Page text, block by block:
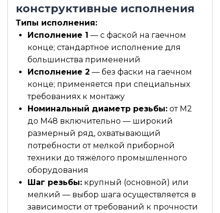
конструктивные исполнения
Типы исполнения:
Исполнение 1 — с фаской на гаечном
конце; стандартное исполнение для
большинства применений
Исполнение 2 — без фаски на гаечном
конце; применяется при специальных
требованиях к монтажу
Номинальный диаметр резьбы: от М2
до М48 включительно — широкий
размерный ряд, охватывающий
потребности от мелкой приборной
техники до тяжёлого промышленного
оборудования
Шаг резьбы: крупный (основной) или
мелкий — выбор шага осуществляется в
зависимости от требований к прочности